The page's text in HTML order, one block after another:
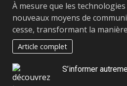
À mesure que les
nouveaux moyens de
cesse, transformant la
Article complet
S’informer